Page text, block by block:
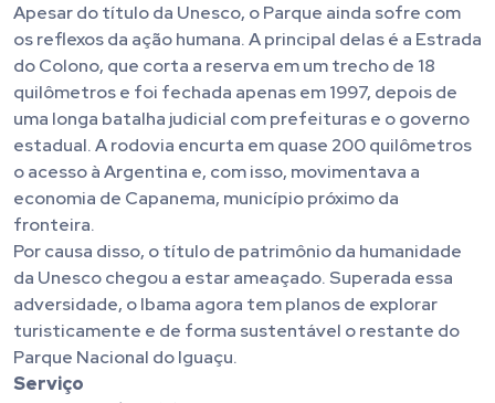
Apesar do título da Unesco, o Parque ainda sofre com
os reflexos da ação humana. A principal delas é a Estrada
do Colono, que corta a reserva em um trecho de 18
quilômetros e foi fechada apenas em 1997, depois de
uma longa batalha judicial com prefeituras e o governo
estadual. A rodovia encurta em quase 200 quilômetros
o acesso à Argentina e, com isso, movimentava a
economia de Capanema, município próximo da
fronteira.
Por causa disso, o título de patrimônio da humanidade
da Unesco chegou a estar ameaçado. Superada essa
adversidade, o Ibama agora tem planos de explorar
turisticamente e de forma sustentável o restante do
Parque Nacional do Iguaçu.
Serviço